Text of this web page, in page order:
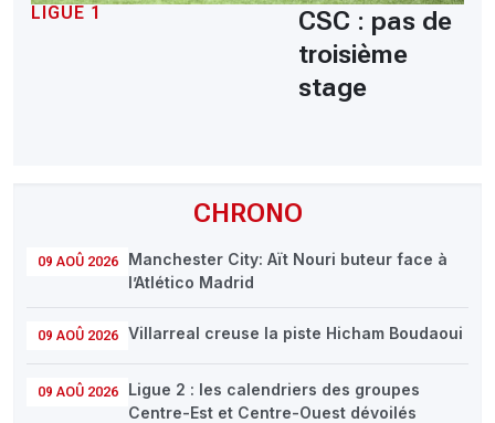
CHRONO
09 AOÛ 2026
Manchester City: Aït Nouri buteur face à
l’Atlético Madrid
09 AOÛ 2026 Villarreal creuse la piste Hicham Boudaoui
09 AOÛ 2026
Ligue 2 : les calendriers des groupes
Centre-Est et Centre-Ouest dévoilés
LIGUE 1
CSC : pas de
troisième
stage